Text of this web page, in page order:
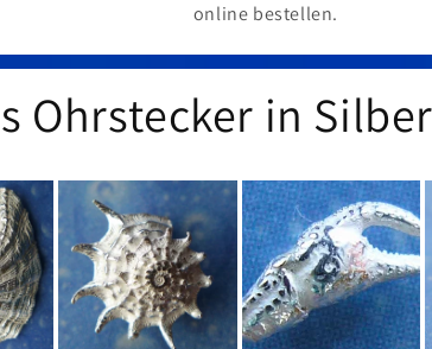
online bestellen.
Ohrstecker in